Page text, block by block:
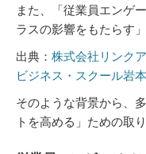
また、「従業員エンゲ
ラスの影響をもたらす
出典： 株式会社リンク
ビジネス・スクール岩
そのような背景から、
トを高める」ための取